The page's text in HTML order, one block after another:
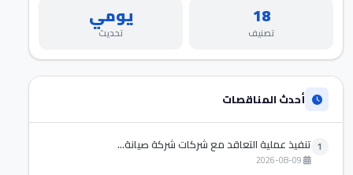
18
تصنيف
يومي
تحديث
أحدث المناقصات
1 تنفيذ عملية التعاقد مع شركات شركة صيانة...